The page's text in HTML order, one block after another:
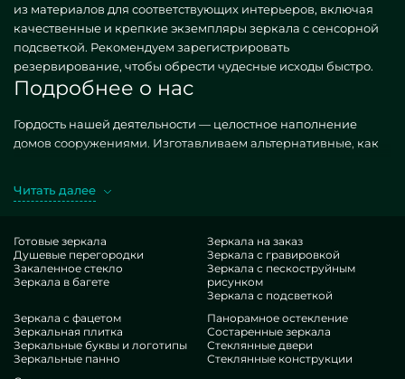
из материалов для соответствующих интерьеров, включая
качественные и крепкие экземпляры зеркала с сенсорной
подсветкой. Рекомендуем зарегистрировать
резервирование, чтобы обрести чудесные исходы быстро.
Подробнее о нас
Гордость нашей деятельности — целостное наполнение
домов сооружениями. Изготавливаем альтернативные, как
Заполучая аналогичные объекты в воплощении MILONYA, вы
экономной тарификацией, не сдающий иным
альтернативам. Если вы мечтаете обустроить свои площади,
добавить им комфорта, неповторимости, непременно
оцените наши варианты, от зеркала с сенсорной подсветкой
и до неисчислимых опций.
Нюансы нашей группы
Читать далее
Готовые зеркала
Душевые перегородки
Закаленное стекло
Зеркала в багете
Зеркала на заказ
Зеркала с гравировкой
Зеркала с пескоструйным
рисунком
Зеркала с подсветкой
Зеркала с фацетом
Зеркальная плитка
Зеркальные буквы и логотипы
Зеркальные панно
Панорамное остекление
Состаренные зеркала
Стеклянные двери
Стеклянные конструкции